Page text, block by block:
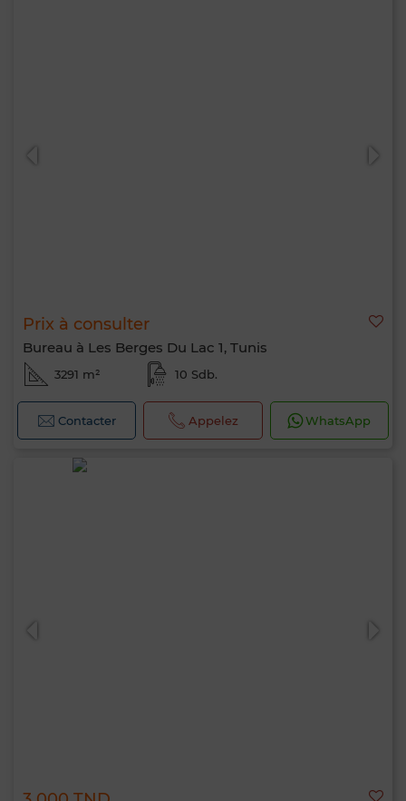
Prix à consulter
Bureau à Les Berges Du Lac 1, Tunis
3291 m² 10 Sdb.
Contacter Appelez WhatsApp